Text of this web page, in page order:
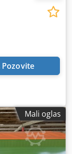
Pozovite
Mali oglas